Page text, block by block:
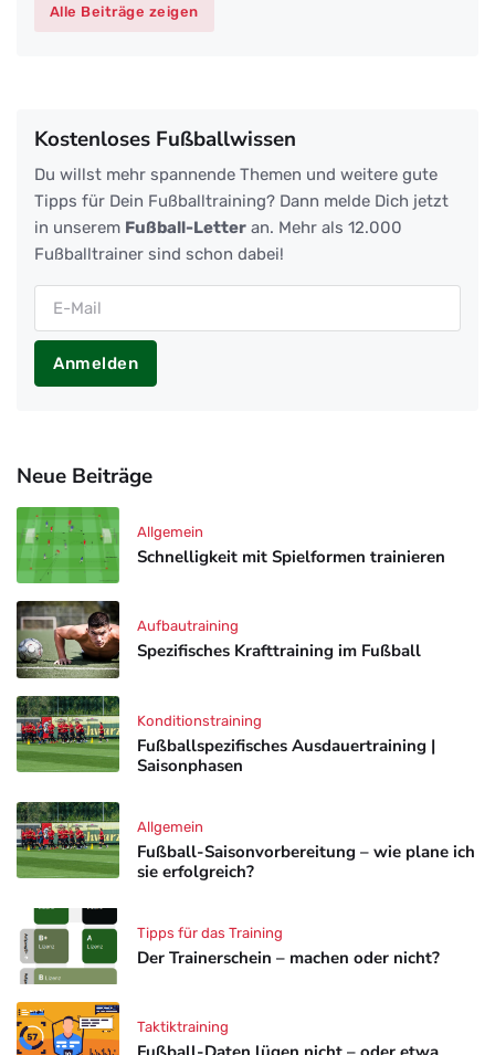
Alle Beiträge zeigen
Kostenloses Fußballwissen
Du willst mehr spannende Themen und weitere gute
Tipps für Dein Fußballtraining? Dann melde Dich jetzt
in unserem Fußball-Letter an. Mehr als 12.000
Fußballtrainer sind schon dabei!
Anmelden
Neue Beiträge
Schnelligkeit mit Spielformen trainieren
Allgemein
Spezifisches Krafttraining im Fußball
Aufbautraining
Fußballspezifisches Ausdauertraining |
Saisonphasen
Konditionstraining
Fußball-Saisonvorbereitung – wie plane ich
sie erfolgreich?
Allgemein
Der Trainerschein – machen oder nicht?
Tipps für das Training
Taktiktraining